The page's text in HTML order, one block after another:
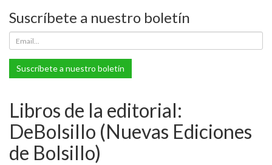
Suscríbete a nuestro boletín
Suscríbete a nuestro boletín
Libros de la editorial:
DeBolsillo (Nuevas Ediciones
de Bolsillo)